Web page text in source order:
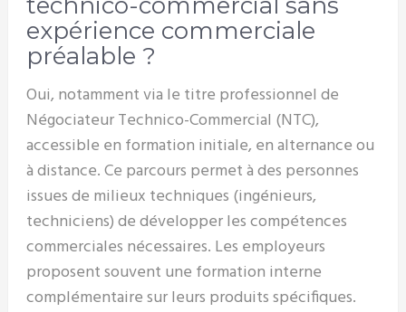
expérience commerciale
préalable ?
Oui, notamment via le titre professionnel de
Négociateur Technico-Commercial (NTC),
accessible en formation initiale, en alternance ou
à distance. Ce parcours permet à des personnes
issues de milieux techniques (ingénieurs,
techniciens) de développer les compétences
commerciales nécessaires. Les employeurs
proposent souvent une formation interne
complémentaire sur leurs produits spécifiques.